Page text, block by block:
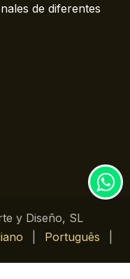
de diferentes
y Diseño, SL
Português